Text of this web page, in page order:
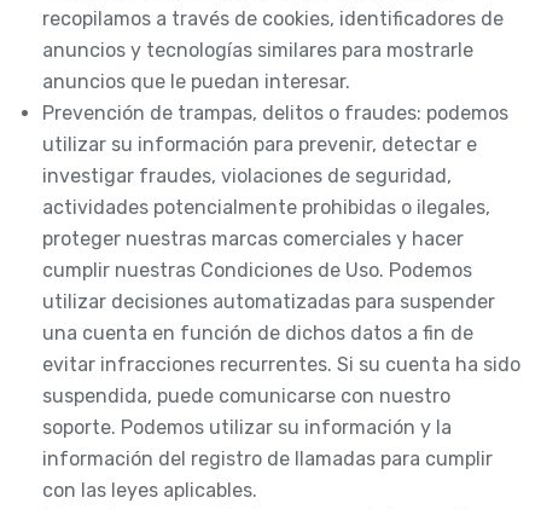
recopilamos a través de cookies, identificadores de
anuncios y tecnologías similares para mostrarle
anuncios que le puedan interesar.
Prevención de trampas, delitos o fraudes: podemos
utilizar su información para prevenir, detectar e
investigar fraudes, violaciones de seguridad,
actividades potencialmente prohibidas o ilegales,
proteger nuestras marcas comerciales y hacer
cumplir nuestras Condiciones de Uso. Podemos
utilizar decisiones automatizadas para suspender
una cuenta en función de dichos datos a fin de
evitar infracciones recurrentes. Si su cuenta ha sido
suspendida, puede comunicarse con nuestro
soporte. Podemos utilizar su información y la
información del registro de llamadas para cumplir
con las leyes aplicables.